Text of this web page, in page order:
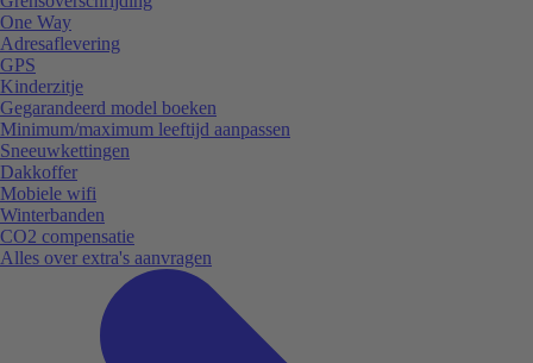
One Way
Adresaflevering
GPS
Kinderzitje
Gegarandeerd model boeken
Minimum/maximum leeftijd aanpassen
Sneeuwkettingen
Dakkoffer
Mobiele wifi
Winterbanden
CO2 compensatie
Alles over extra's aanvragen